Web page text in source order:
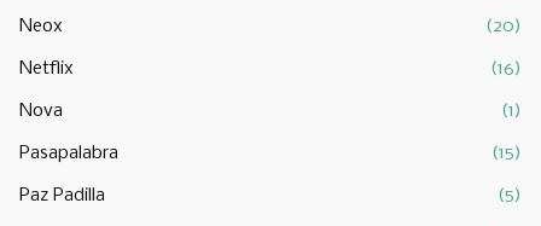
Neox (20)
Netflix (16)
Nova (1)
Pasapalabra (15)
Paz Padilla (5)